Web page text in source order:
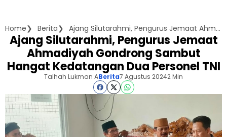
Home Berita Ajang Silutarahmi, Pengurus Jemaat Ahmadiyah Gondrong Sambut Hangat Kedatangan Dua Personel TNI
Ajang Silutarahmi, Pengurus Jemaat
Ahmadiyah Gondrong Sambut
Hangat Kedatangan Dua Personel TNI
Talhah Lukman ABerita7 Agustus 20242 Min